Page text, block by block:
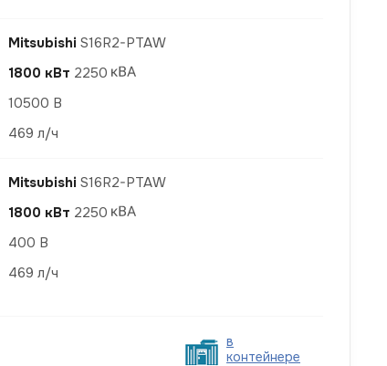
Mitsubishi S16R2-PTAW
1800 кВт 2250
10500 В
469 л/ч
Mitsubishi S16R2-PTAW
1800 кВт 2250
400 В
469 л/ч
в
контейнере